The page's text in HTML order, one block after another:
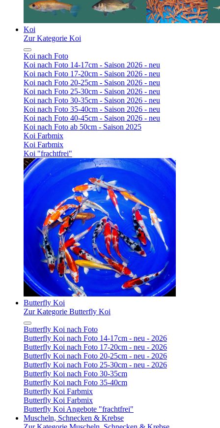
Koi
Zur Kategorie Koi
Koi nach Foto
Koi nach Foto 14-17cm - Saison 2026 - neu
Koi nach Foto 17-20cm - Saison 2026 - neu
Koi nach Foto 20-25cm - Saison 2026 - neu
Koi nach Foto 25-30cm - Saison 2026 - neu
Koi nach Foto 30-35cm - Saison 2026 - neu
Koi nach Foto 35-40cm - Saison 2026 - neu
Koi nach Foto 40-45cm - Saison 2026 - neu
Koi nach Foto ab 50cm - Saison 2025
Koi Farbmix
Koi Farbmix
Koi "frachtfrei"
Butterfly Koi
Zur Kategorie Butterfly Koi
Butterfly Koi nach Foto
Butterfly Koi nach Foto 14-17cm - neu - 2026
Butterfly Koi nach Foto 17-20cm - neu - 2026
Butterfly Koi nach Foto 20-25cm - neu - 2026
Butterfly Koi nach Foto 25-30cm - neu - 2026
Butterfly Koi nach Foto 30-35cm
Butterfly Koi nach Foto 35-40cm
Butterfly Koi Farbmix
Butterfly Koi Farbmix
Butterfly Koi Angebote "frachtfrei"
Muscheln, Schnecken & Krebse